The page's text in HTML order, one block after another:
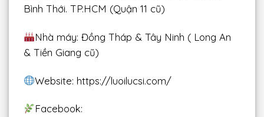
Bình Thới. TP.HCM (Quận 11 cũ)
Nhà máy: Đồng Tháp & Tây Ninh ( Long An
& Tiền Giang cũ)
Website: https://luoilucsi.com/
Facebook: